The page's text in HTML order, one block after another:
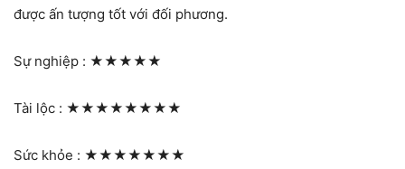
được ấn tượng tốt với đối phương.
Sự nghiệp : ★★★★★
Tài lộc : ★★★★★★★★
Sức khỏe : ★★★★★★★